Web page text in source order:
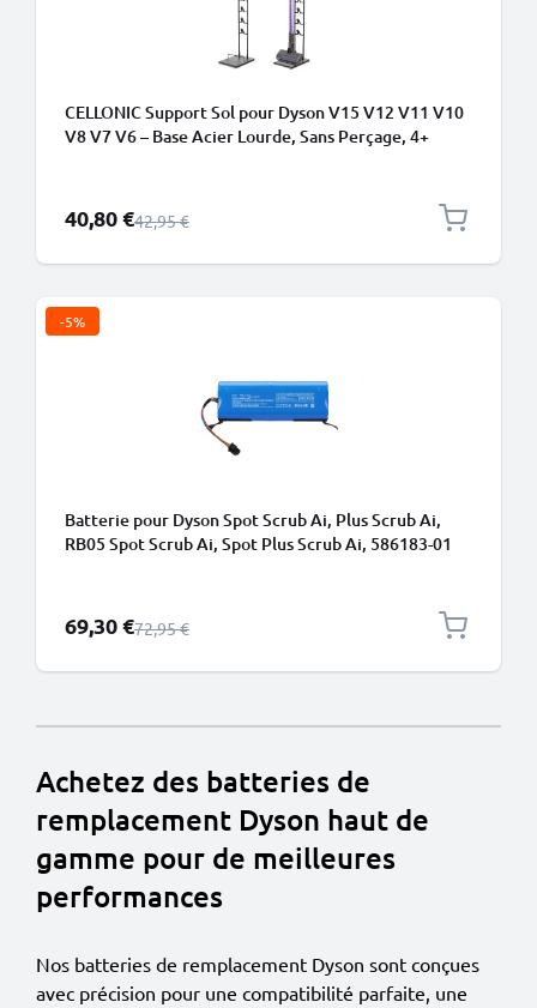
CELLONIC Support Sol pour Dyson V15 V12 V11 V10
V8 V7 V6 – Base Acier Lourde, Sans Perçage, 4+
Prix spécial
40,80 €Prix normal
42,95 €
-5%
Batterie pour Dyson Spot Scrub Ai, Plus Scrub Ai,
RB05 Spot Scrub Ai, Spot Plus Scrub Ai, 586183-01
Prix spécial
69,30 €Prix normal
72,95 €
Achetez des batteries de
remplacement Dyson haut de
gamme pour de meilleures
performances
Nos batteries de remplacement Dyson sont conçues
avec précision pour une compatibilité parfaite, une